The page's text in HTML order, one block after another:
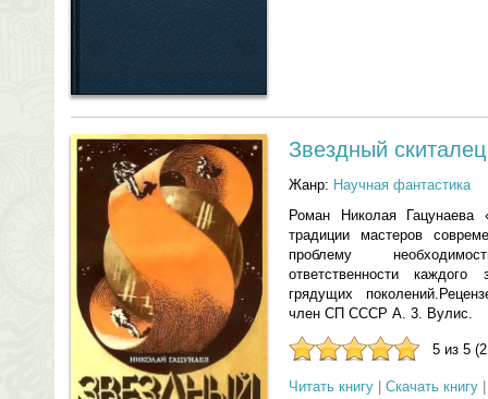
Звездный
Жанр: Научная фантастика
Роман Николая Гацунаева
традиции мастеров
проблему
ответственности
грядущих
член СП СССР А. 3. Вулис.
5 из 5
Читать книгу Скачать книгу